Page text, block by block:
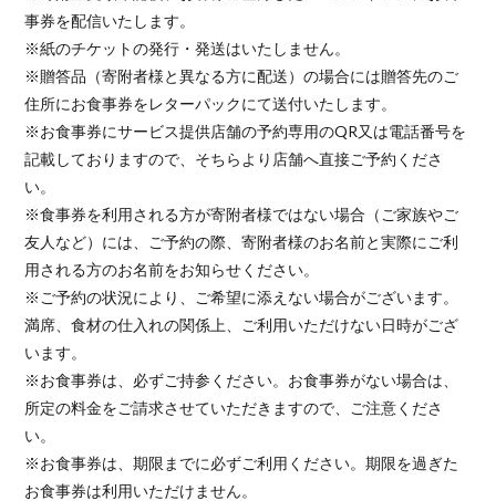
事券を配信いたします。
※紙のチケットの発行・発送はいたしません。
※贈答品（寄附者様と異なる方に配送）の場合には贈答先のご
住所にお食事券をレターパックにて送付いたします。
※お食事券にサービス提供店舗の予約専用のQR又は電話番号を
記載しておりますので、そちらより店舗へ直接ご予約くださ
い。
※食事券を利用される方が寄附者様ではない場合（ご家族やご
友人など）には、ご予約の際、寄附者様のお名前と実際にご利
用される方のお名前をお知らせください。
※ご予約の状況により、ご希望に添えない場合がございます。
満席、食材の仕入れの関係上、ご利用いただけない日時がござ
います。
※お食事券は、必ずご持参ください。お食事券がない場合は、
所定の料金をご請求させていただきますので、ご注意くださ
い。
※お食事券は、期限までに必ずご利用ください。期限を過ぎた
お食事券は利用いただけません。